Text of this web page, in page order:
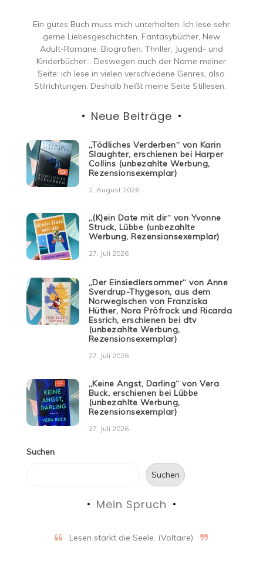
Ein gutes Buch muss mich unterhalten. Ich lese sehr
gerne Liebesgeschichten, Fantasybücher, New
Adult-Romane, Biografien, Thriller, Jugend- und
Kinderbücher… Deswegen auch der Name meiner
Seite: ich lese in vielen verschiedene Genres, also
Stilrichtungen. Deshalb heißt meine Seite Stillesen.
Neue Beiträge
„Tödliches Verderben“ von Karin
Slaughter, erschienen bei Harper
Collins (unbezahlte Werbung,
Rezensionsexemplar)
2. August 2026
„(K)ein Date mit dir“ von Yvonne
Struck, Lübbe (unbezahlte
Werbung, Rezensionsexemplar)
27. Juli 2026
„Der Einsiedlersommer“ von Anne
Sverdrup-Thygeson, aus dem
Norwegischen von Franziska
Hüther, Nora Pröfrock und Ricarda
Essrich, erschienen bei dtv
(unbezahlte Werbung,
Rezensionsexemplar)
27. Juli 2026
„Keine Angst, Darling“ von Vera
Buck, erschienen bei Lübbe
(unbezahlte Werbung,
Rezensionsexemplar)
27. Juli 2026
Suchen
Suchen
Mein Spruch
Lesen stärkt die Seele. (Voltaire)